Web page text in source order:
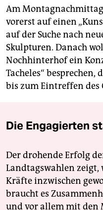
Am
vorerst auf einen
auf der Suche nach
Skulpturen. Danach
Nochhinterhof ein
Tacheles“
bis zum Eintreffen des
Die Engagierten
Der drohende Erfolg
Landtagswahlen
Kräfte inzwischen
braucht es
und vor allem mit den